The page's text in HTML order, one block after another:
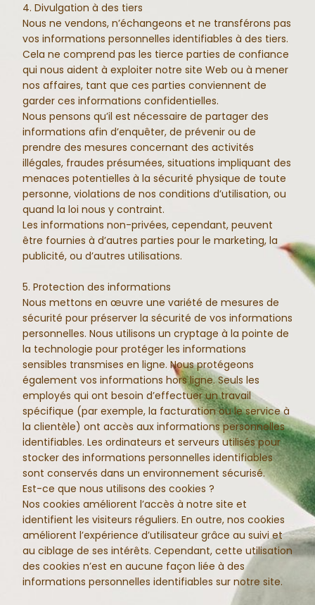
4. Divulgation à des tiers
Nous ne vendons, n’échangeons et ne transférons pas
vos informations personnelles identifiables à des tiers.
Cela ne comprend pas les tierce parties de confiance
qui nous aident à exploiter notre site Web ou à mener
nos affaires, tant que ces parties conviennent de
garder ces informations confidentielles.
Nous pensons qu’il est nécessaire de partager des
informations afin d’enquêter, de prévenir ou de
prendre des mesures concernant des activités
illégales, fraudes présumées, situations impliquant des
menaces potentielles à la sécurité physique de toute
personne, violations de nos conditions d’utilisation, ou
quand la loi nous y contraint.
Les informations non-privées, cependant, peuvent
être fournies à d’autres parties pour le marketing, la
publicité, ou d’autres utilisations.
5. Protection des informations
Nous mettons en œuvre une variété de mesures de
sécurité pour préserver la sécurité de vos informations
personnelles. Nous utilisons un cryptage à la pointe de
la technologie pour protéger les informations
sensibles transmises en ligne. Nous protégeons
également vos informations hors ligne. Seuls les
employés qui ont besoin d’effectuer un travail
spécifique (par exemple, la facturation ou le service à
la clientèle) ont accès aux informations personnelles
identifiables. Les ordinateurs et serveurs utilisés pour
stocker des informations personnelles identifiables
sont conservés dans un environnement sécurisé.
Est-ce que nous utilisons des cookies ?
Nos cookies améliorent l’accès à notre site et
identifient les visiteurs réguliers. En outre, nos cookies
améliorent l’expérience d’utilisateur grâce au suivi et
au ciblage de ses intérêts. Cependant, cette utilisation
des cookies n’est en aucune façon liée à des
informations personnelles identifiables sur notre site.